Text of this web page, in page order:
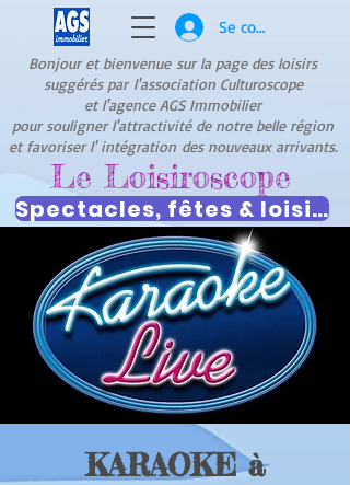
Se connecter
Bonjour et bienvenue sur la page des loisirs
suggérés parl'association Culturoscope
et l'agence AGS Immobilier
pour souligner l'attractivité de notre belle région
et favoriser l' intégration des nouveaux arrivants.
Le Loisiroscope
Spectacles, fêtes & loisirs
KARAOKE à